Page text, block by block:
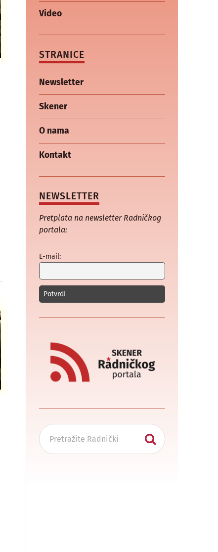
Video
STRANICE
Newsletter
Skener
O nama
Kontakt
NEWSLETTER
Pretplata na newsletter Radničkog
portala:
E-mail: